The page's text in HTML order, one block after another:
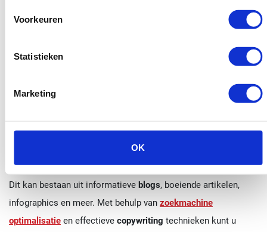
Voorkeuren
Statistieken
Marketing
OK
te meten, kun je verbeterpunten identificeren en je online
aanwezigheid optimaliseren. Zorg ervoor dat je de tools en
bronnen gebruikt die het best aansluiten bij de behoeften van
Contentcreatie en management
te vergroten, is het belangrijk om
boeiende en relevante content te creëren voor uw doelgroep.
Dit kan bestaan uit informatieve blogs, boeiende artikelen,
infographics en meer. Met behulp van zoekmachine
optimalisatie en effectieve copywriting technieken kunt u